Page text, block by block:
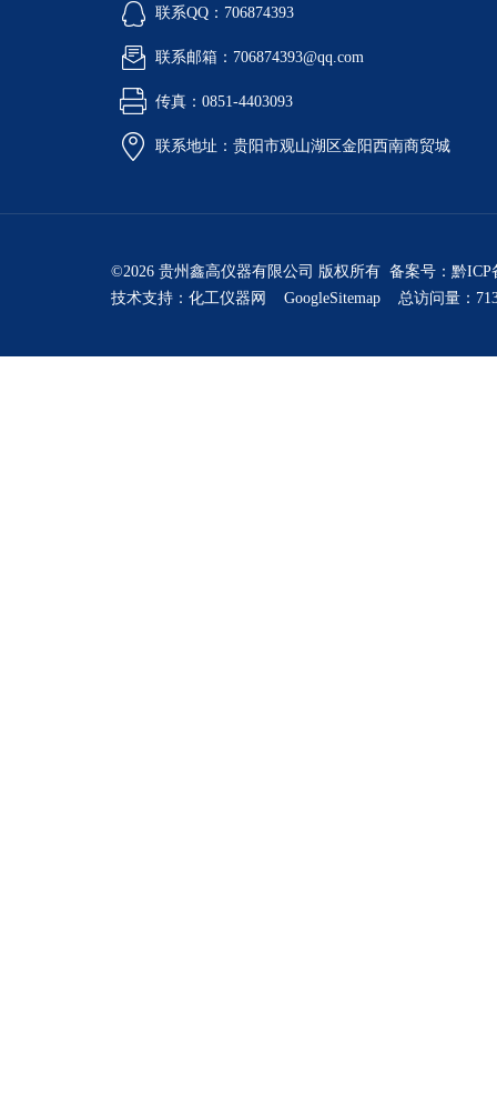
联系QQ：706874393
联系邮箱：706874393@qq.com
传真：0851-4403093
联系地址：贵阳市观山湖区金阳西南商贸城
©2026 贵州鑫高仪器有限公司 版权所有 备案号： 黔ICP
技术支持： 化工仪器网 GoogleSitemap 总访问量：